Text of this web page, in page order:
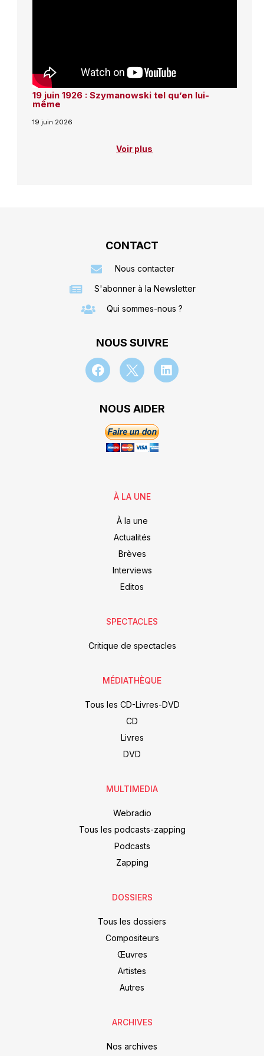
19 juin 1926 : Szymanowski tel qu’en lui-
même
19 juin 2026
Voir plus
CONTACT
Nous contacter
S'abonner à la Newsletter
Qui sommes-nous ?
NOUS SUIVRE
NOUS AIDER
À LA UNE
À la une
Actualités
Brèves
Interviews
Editos
SPECTACLES
Critique de spectacles
MÉDIATHÈQUE
Tous les CD-Livres-DVD
CD
Livres
DVD
MULTIMEDIA
Webradio
Tous les podcasts-zapping
Podcasts
Zapping
DOSSIERS
Tous les dossiers
Compositeurs
Œuvres
Artistes
Autres
ARCHIVES
Nos archives